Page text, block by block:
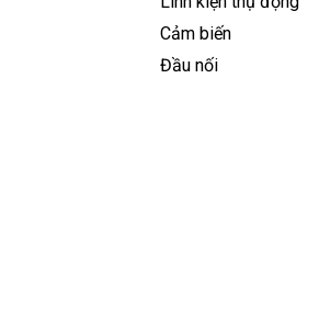
Cảm biến
Đầu nối